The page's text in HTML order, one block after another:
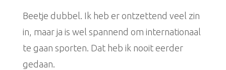
Beetje dubbel. Ik heb er ontzettend veel zin
in, maar ja is wel spannend om internationaal
te gaan sporten. Dat heb ik nooit eerder
gedaan.